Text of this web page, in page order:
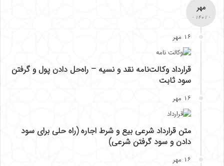
مهر
- ۱۴۰۱ -
۱۶ مهر
قرارداد وکالت‌نامه نقد و نسیه – راه‌حل دادن پول و گرفتن
سود ثابت
۱۶ مهر
متن قرارداد شرعی بیع و شرط اجاره (راه حلی برای سود
دادن و سود گرفتن شرعی)
۱۶ مهر